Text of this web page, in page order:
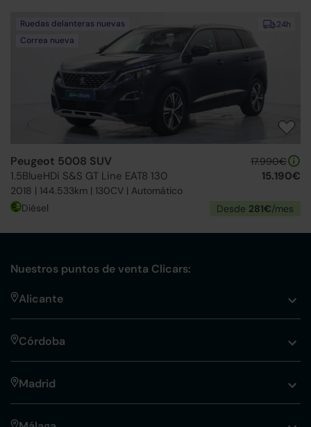
24h
Ruedas delanteras nuevas
Correa nueva
Peugeot 5008 SUV
1.5BlueHDi S&S GT Line EAT8 130
2018 | 144.533km | 130CV | Automático
17.990€
15.190€
Diésel Desde 281€/mes
Nuestros puntos de venta Clicars:
Alicante
Córdoba
Madrid